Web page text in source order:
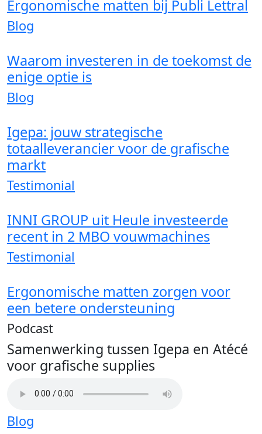
Ergonomische matten bij Publi Lettral
Blog
Waarom investeren in de toekomst de
enige optie is
Blog
Igepa: jouw strategische
totaalleverancier voor de grafische
markt
Testimonial
INNI GROUP uit Heule investeerde
recent in 2 MBO vouwmachines
Testimonial
Ergonomische matten zorgen voor
een betere ondersteuning
Podcast
Samenwerking tussen Igepa en Atécé
voor grafische supplies
Blog